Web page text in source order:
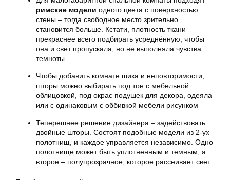
римские модели одного цвета с поверхностью
стены – тогда свободное место зрительно
становится больше. Кстати, плотность ткани
прекраснее всего подбирать усреднённую, чтобы
она и свет пропускала, но не выполняла чувства
темноты
Чтобы добавить комнате шика и неповторимости,
шторы можно выбирать под тон с мебельной
облицовкой, под окрас подушек для декора, одеяла
или с одинаковым с оббивкой мебели рисунком
Теперешнее решение дизайнера – задействовать
двойные шторы. Состоят подобные модели из 2-ух
полотнищ, и каждое управляется независимо. Одно
полотнище может быть уплотненным и темным, а
второе – полупрозрачное, которое рассеивает свет